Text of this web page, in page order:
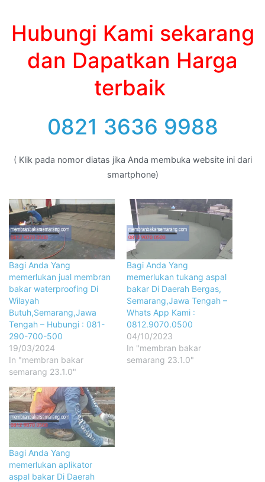
Hubungi Kami sekarang
dan Dapatkan Harga
terbaik
0821 3636 9988
( Klik pada nomor diatas jika Anda membuka website ini dari
smartphone)
Bagi Anda Yang
memerlukan jual membran
bakar waterproofing Di
Wilayah
Butuh,Semarang,Jawa
Tengah – Hubungi : 081-
290-700-500
19/03/2024
In "membran bakar
semarang 23.1.0"
Bagi Anda Yang
memerlukan tukang aspal
bakar Di Daerah Bergas,
Semarang,Jawa Tengah –
Whats App Kami :
0812.9070.0500
04/10/2023
In "membran bakar
semarang 23.1.0"
Bagi Anda Yang
memerlukan aplikator
aspal bakar Di Daerah